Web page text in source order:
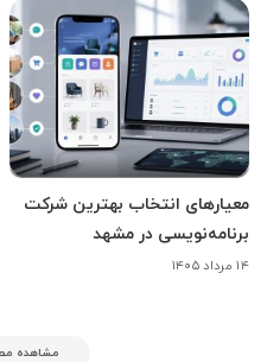
معیارهای انتخاب بهترین شرکت
برنامه‌نویسی در مشهد
۱۴ مرداد ۱۴۰۵
مشاهده